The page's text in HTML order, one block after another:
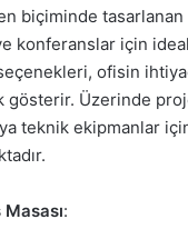
biçiminde tasarlanan
konferanslar için
ofisin
gösterir. Üzerinde
teknik ekipmanlar
: